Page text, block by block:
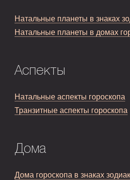
Натальные планеты в знаках
Натальные планеты в домах
Аспекты
Натальные аспекты гороскопа
Транзитные аспекты гороскопа
Дома
Дома гороскопа в знаках